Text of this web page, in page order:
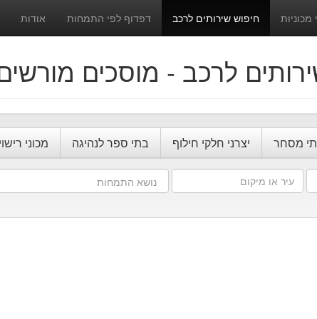
חיפוש שירותים לרכב דפדוף לפי התמחות אודות
לרכב - מוסכים
מסחר יצרני חלקי חילוף בתי ספר לנהיגה מכוני רישוי
עיר
או
נושא
התמחות